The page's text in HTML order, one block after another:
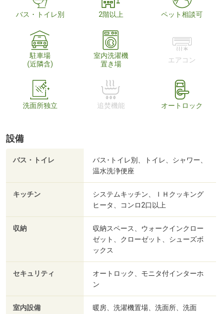
バス・トイレ別 2階以上 ペット相談可
駐車場
(近隣含)
室内洗濯機
置き場
エアコン
洗面所独立 追焚機能 オートロック
設備
バス・トイレ
バス･トイレ別、トイレ、シャワー、
温水洗浄便座
キッチン
システムキッチン、ＩＨクッキング
ヒータ、コンロ2口以上
収納
収納スペース、ウォークインクロー
ゼット、クローゼット、シューズボ
ックス
セキュリティ
オートロック、モニタ付インターホ
ン
室内設備
暖房、洗濯機置場、洗面所、洗面